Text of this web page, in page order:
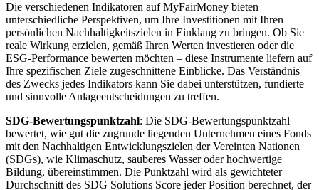
Die verschiedenen Indikatoren auf MyFairMoney bieten
unterschiedliche Perspektiven, um Ihre Investitionen mit Ihren
persönlichen Nachhaltigkeitszielen in Einklang zu bringen. Ob Sie
reale Wirkung erzielen, gemäß Ihren Werten investieren oder die
ESG-Performance bewerten möchten – diese Instrumente liefern auf
Ihre spezifischen Ziele zugeschnittene Einblicke. Das Verständnis
des Zwecks jedes Indikators kann Sie dabei unterstützen, fundierte
und sinnvolle Anlageentscheidungen zu treffen.
SDG-Bewertungspunktzahl: Die SDG-Bewertungspunktzahl
bewertet, wie gut die zugrunde liegenden Unternehmen eines Fonds
mit den Nachhaltigen Entwicklungszielen der Vereinten Nationen
(SDGs), wie Klimaschutz, sauberes Wasser oder hochwertige
Bildung, übereinstimmen. Die Punktzahl wird als gewichteter
Durchschnitt des SDG Solutions Score jeder Position berechnet, der